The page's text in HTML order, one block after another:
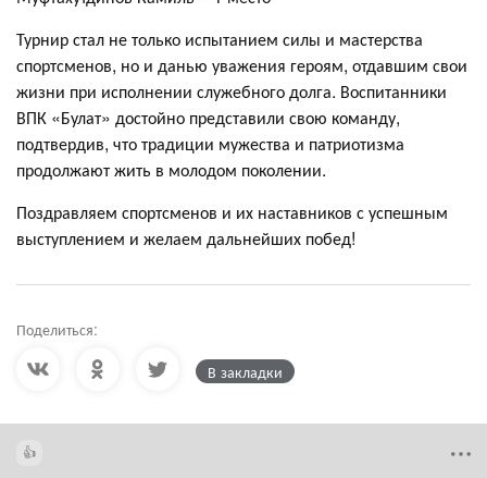
Турнир стал не только испытанием силы и мастерства
спортсменов, но и данью уважения героям, отдавшим свои
жизни при исполнении служебного долга. Воспитанники
ВПК «Булат» достойно представили свою команду,
подтвердив, что традиции мужества и патриотизма
продолжают жить в молодом поколении.
Поздравляем спортсменов и их наставников с успешным
выступлением и желаем дальнейших побед!
Поделиться:
В закладки